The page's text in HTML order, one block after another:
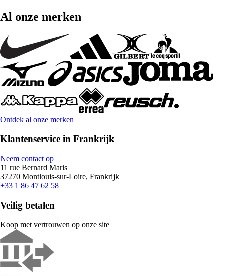
Al onze merken
Ontdek al onze merken
Klantenservice in Frankrijk
Neem contact op
11 rue Bernard Maris
37270 Montlouis-sur-Loire, Frankrijk
+33 1 86 47 62 58
Veilig betalen
Koop met vertrouwen op onze site